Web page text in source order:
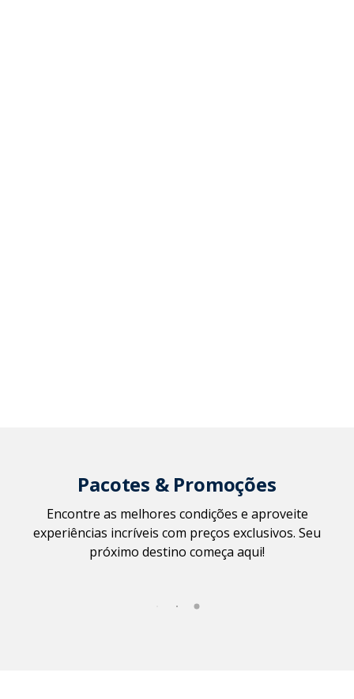
Pacotes & Promoções
Encontre as melhores condições e aproveite
experiências incríveis com preços exclusivos. Seu
próximo destino começa aqui!